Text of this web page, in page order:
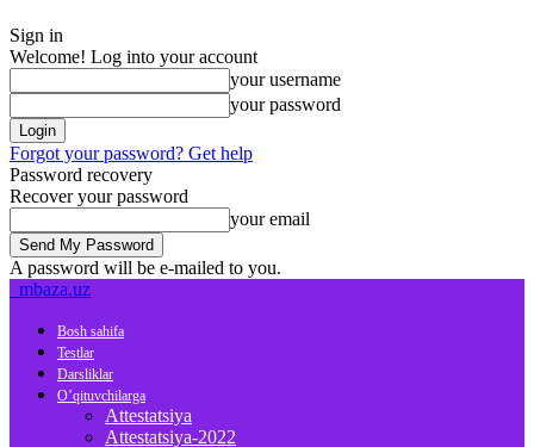
Sign in
Welcome! Log into your account
your username
your password
Forgot your password? Get help
Password recovery
Recover your password
your email
A password will be e-mailed to you.
mbaza.uz
Bosh sahifa
Testlar
Darsliklar
O’qituvchilarga
Attestatsiya
Attestatsiya-2022